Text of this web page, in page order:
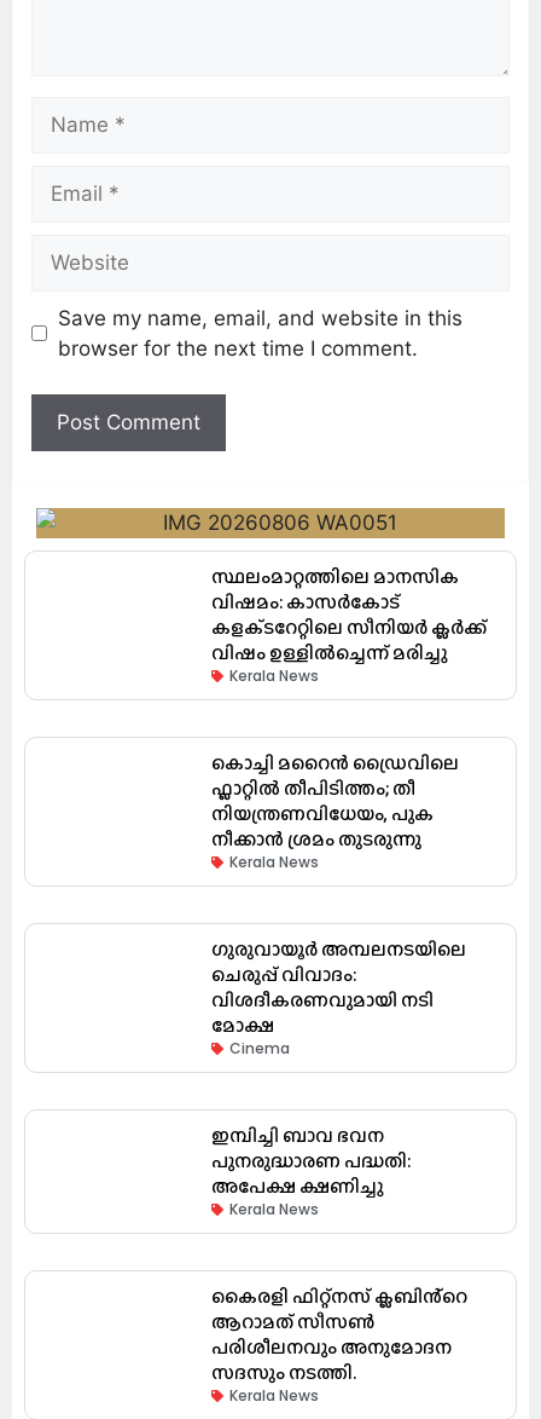
Save my name, email, and website in this
browser for the next time I comment.
സ്ഥലംമാറ്റത്തിലെ മാനസിക
വിഷമം: കാസർകോട്
കളക്‌ടറേറ്റിലെ സീനിയർ ക്ലർക്ക്
വിഷം ഉള്ളിൽച്ചെന്ന് മരിച്ചു
Kerala News
കൊച്ചി മറൈൻ ഡ്രൈവിലെ
ഫ്ലാറ്റിൽ തീപിടിത്തം; തീ
നിയന്ത്രണവിധേയം, പുക
നീക്കാൻ ശ്രമം തുടരുന്നു
Kerala News
ഗുരുവായൂർ അമ്പലനടയിലെ
ചെരുപ്പ് വിവാദം:
വിശദീകരണവുമായി നടി
മോക്ഷ
Cinema
ഇമ്പിച്ചി ബാവ ഭവന
പുനരുദ്ധാരണ പദ്ധതി:
അപേക്ഷ ക്ഷണിച്ചു
Kerala News
കൈരളി ഫിറ്റ്നസ് ക്ലബിൻ്റെ
ആറാമത് സീസൺ
പരിശീലനവും അനുമോദന
സദസും നടത്തി.
Kerala News